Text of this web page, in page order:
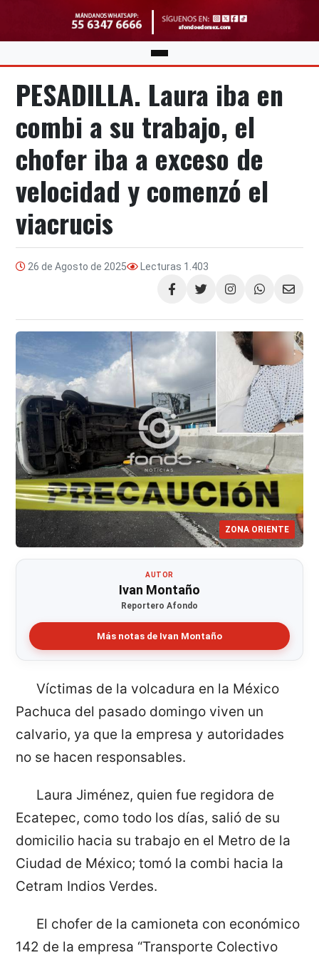
PESADILLA. Laura iba en
combi a su trabajo, el
chofer iba a exceso de
velocidad y comenzó el
viacrucis
26 de Agosto de 2025 Lecturas 1.403
Compartir
ZONA ORIENTE
AUTOR
Ivan Montaño
Reportero Afondo
Más notas de Ivan Montaño
Víctimas de la volcadura en la México
Pachuca del pasado domingo viven un
calvario, ya que la empresa y autoridades
no se hacen responsables.
Laura Jiménez, quien fue regidora de
Ecatepec, como todo los días, salió de su
domicilio hacia su trabajo en el Metro de la
Ciudad de México; tomó la combi hacia la
Cetram Indios Verdes.
El chofer de la camioneta con económico
142 de la empresa “Transporte Colectivo